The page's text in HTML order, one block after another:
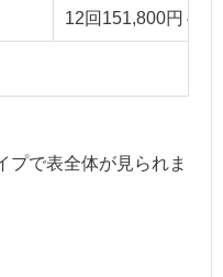
12回151,800円～
で表全体が見られま